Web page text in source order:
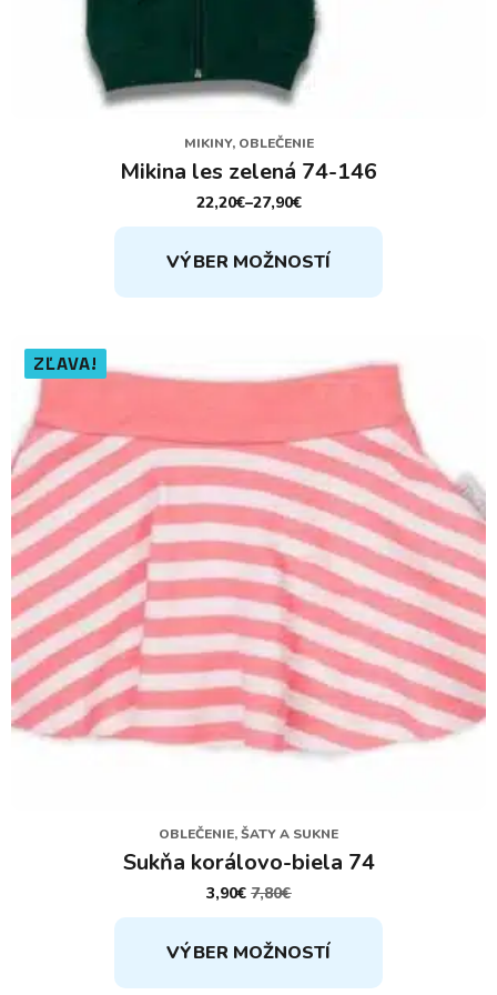
MIKINY, OBLEČENIE
Mikina les zelená 74-146
22,20€–27,90€
PRICE
RANGE:
THROUGH
VÝBER MOŽNOSTÍ
Tento
produkt
má
Možnosti
vybrať
na
stránke
produktu.
ZĽAVA!
OBLEČENIE, ŠATY A SUKNE
Sukňa korálovo-biela 74
7,80€
PÔVODNÁ
CENA
BOLA:
7,80€.
3,90€ AKTUÁLNA
CENA
JE:
3,90€.
VÝBER MOŽNOSTÍ
Tento
produkt
má